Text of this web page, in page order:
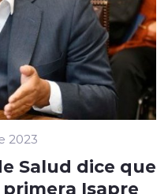
2023
Salud dice que
Isapre